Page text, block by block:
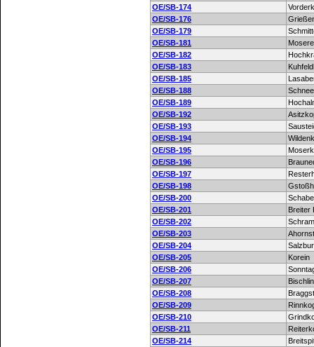
OE/SB-174
OE/SB-176
OE/SB-179
OE/SB-181
OE/SB-182
OE/SB-183
OE/SB-185
OE/SB-188
OE/SB-189
OE/SB-192
OE/SB-193
OE/SB-194
OE/SB-195
OE/SB-196
OE/SB-197
OE/SB-198
OE/SB-200
OE/SB-201
Breiter
OE/SB-202
OE/SB-203
OE/SB-204
OE/SB-205
Korein
OE/SB-206
OE/SB-207
OE/SB-208
OE/SB-209
OE/SB-210
OE/SB-211
OE/SB-214